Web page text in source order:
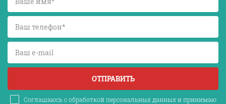
ОТПРАВИТЬ
Соглашаюсь с обработкой персональных данных и принимаю